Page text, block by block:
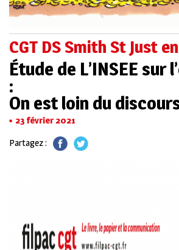
CGT DS Smith St Just
Étude de L’INSEE sur
:
On est loin du
23 février 2021
Partagez :